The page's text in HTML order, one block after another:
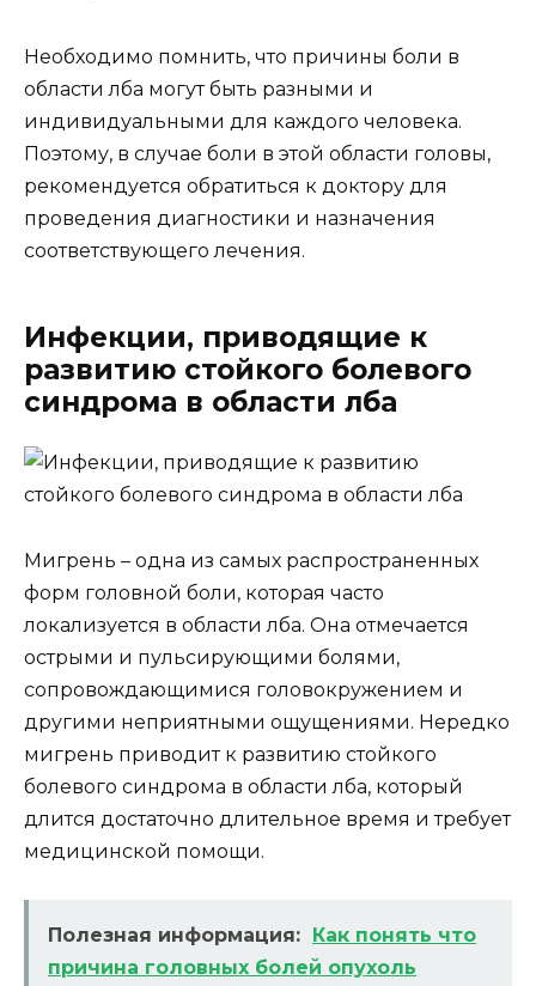
Необходимо помнить, что причины боли в
области лба могут быть разными и
индивидуальными для каждого человека.
Поэтому, в случае боли в этой области головы,
рекомендуется обратиться к доктору для
проведения диагностики и назначения
соответствующего лечения.
Инфекции, приводящие к
развитию стойкого болевого
синдрома в области лба
Мигрень – одна из самых распространенных
форм головной боли, которая часто
локализуется в области лба. Она отмечается
острыми и пульсирующими болями,
сопровождающимися головокружением и
другими неприятными ощущениями. Нередко
мигрень приводит к развитию стойкого
болевого синдрома в области лба, который
длится достаточно длительное время и требует
медицинской помощи.
Полезная информация: Как понять что
причина головных болей опухоль